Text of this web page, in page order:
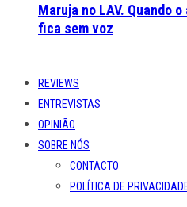
Maruja no LAV. Quando
fica sem voz
REVIEWS
ENTREVISTAS
OPINIÃO
SOBRE NÓS
CONTACTO
POLÍTICA DE